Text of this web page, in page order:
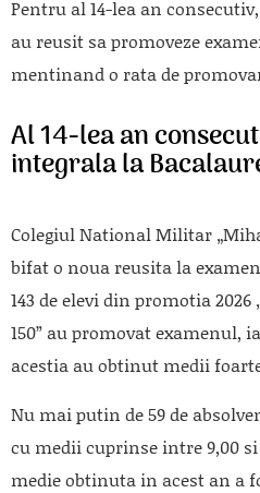
Pentru al 14-lea an
au reusit sa promoveze
mentinand o rata de
Al 14-lea an
integrala la
Colegiul National Militar
bifat o noua reusita la
143 de elevi din promotia
150” au promovat examenul,
acestia au obtinut medii
Nu mai putin de 59 de
cu medii cuprinse intre 9,00
medie obtinuta in acest an a